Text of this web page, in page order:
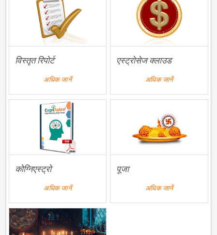
विस्तृत रिपोर्ट
अधिक जानें
एस्ट्रोसेज क्लाउड
अधिक जानें
कोग्निएस्ट्रो
अधिक जानें
पूजा
अधिक जानें